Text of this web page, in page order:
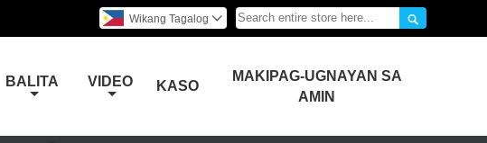

Wikang Tagalog 
BALITA VIDEO KASO
MAKIPAG-UGNAYAN SA
AMIN